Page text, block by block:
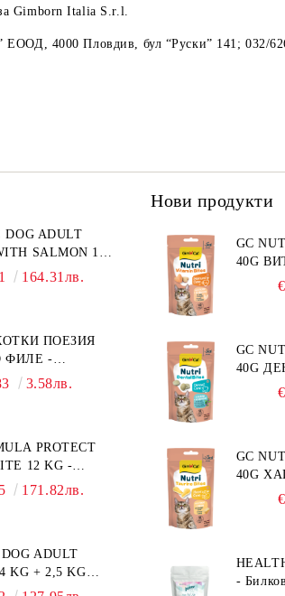
Gimborn Italia S.r.l.
ЕООД, 4000 Пловдив, бул “Руски” 141; 032/
DOG ADULT
SALMON 12
ХРАНА
КГ, СЪС СЬОМГА.
БЕЗ ГЛУТЕН.
ВЪВ
164.31лв.
ПОЕЗИЯ
-
3 БР.
3.58лв.
PROTECT
12 KG -
ДИЕТИЧНА
НА
ТЕГЛО".
171.82лв.
ADULT
KG + 2,5 KG
Нови продукти
GC
40G ВИТАМИННИ ХАПКИ 40
GC
40G ДЕНТАЛНИ ХАПКИ ЗА
КОТКА
GC
40G ХАПКИ ЗА КОТКА С
-